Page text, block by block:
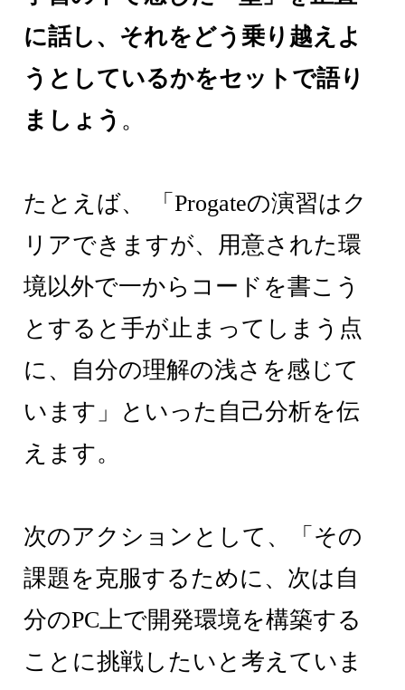
に話し、それをどう乗り越えよ
うとしているかをセットで語り
ましょう 。
たとえば、 「Progateの演習はク
リアできますが、用意された環
境以外で一からコードを書こう
とすると手が止まってしまう点
に、自分の理解の浅さを感じて
います」といった自己分析を伝
えます。
次のアクションとして、「その
課題を克服するために、次は自
分のPC上で開発環境を構築する
ことに挑戦したいと考えていま